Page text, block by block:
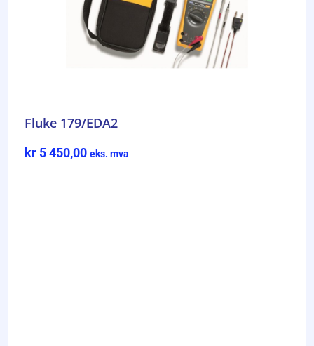
Fluke 179/EDA2
kr 5 450,00 eks. mva